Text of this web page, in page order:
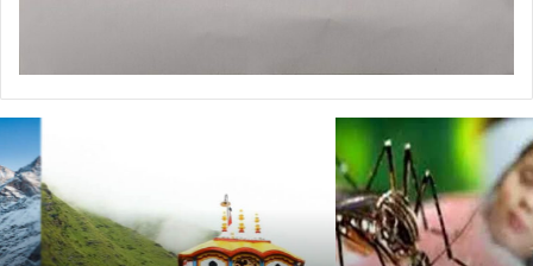
डेंगू
और
चिकनगुनिया
को
लेकर
स्वास्थ्य